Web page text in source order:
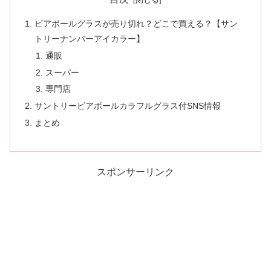
ビアボールグラスが売り切れ？どこで買える？【サン
トリーナンバーアイカラー】
通販
スーパー
専門店
サントリービアボールカラフルグラス付SNS情報
まとめ
スポンサーリンク